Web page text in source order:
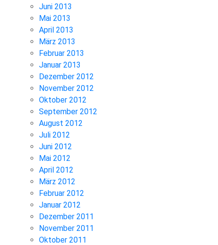
Juni 2013
Mai 2013
April 2013
März 2013
Februar 2013
Januar 2013
Dezember 2012
November 2012
Oktober 2012
September 2012
August 2012
Juli 2012
Juni 2012
Mai 2012
April 2012
März 2012
Februar 2012
Januar 2012
Dezember 2011
November 2011
Oktober 2011